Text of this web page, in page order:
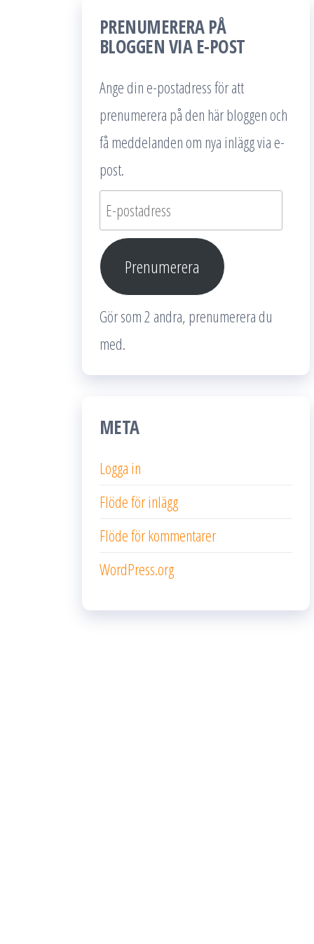
PRENUMERERA PÅ
BLOGGEN VIA E-POST
Ange din e-postadress för att
prenumerera på den här bloggen och
få meddelanden om nya inlägg via e-
post.
E-
postadress
Prenumerera
Gör som 2 andra, prenumerera du
med.
META
Logga in
Flöde för inlägg
Flöde för kommentarer
WordPress.org